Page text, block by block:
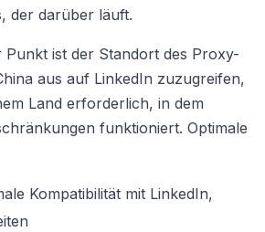
der darüber läuft.
Punkt ist der Standort des Proxy-
aus auf LinkedIn zuzugreifen,
Land erforderlich, in dem
funktioniert. Optimale
Kompatibilität mit LinkedIn,